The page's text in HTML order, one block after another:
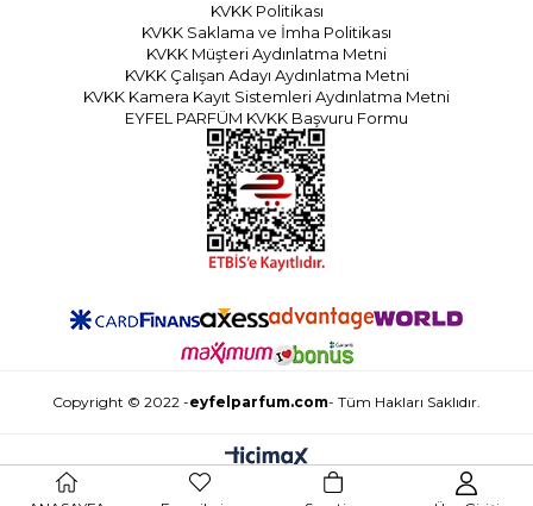
KVKK Politikası
KVKK Saklama ve İmha Politikası
KVKK Müşteri Aydınlatma Metni
KVKK Çalışan Adayı Aydınlatma Metni
KVKK Kamera Kayıt Sistemleri Aydınlatma Metni
EYFEL PARFÜM KVKK Başvuru Formu
Copyright © 2022 -eyfelparfum.com- Tüm Hakları Saklıdır.